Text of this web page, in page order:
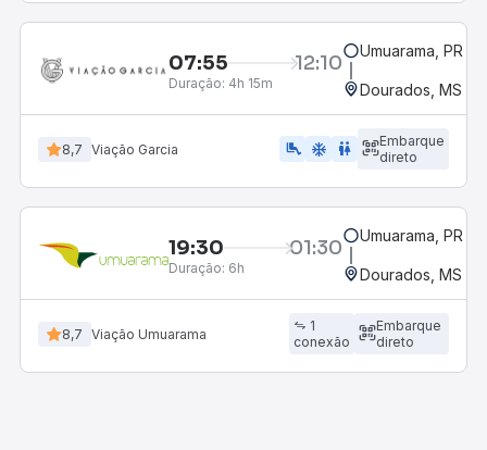
07:55 12:10
Duração: 4h 15m
Umuarama, PR
Dourados, MS -
8,7 Viação Garcia airline_seat_legroom_extra ac_unit wc
Embarque
direto
19:30 01:30
Duração: 6h
Umuarama, PR
Dourados, MS -
8,7 Viação Umuarama
1
conexão
Embarque
direto